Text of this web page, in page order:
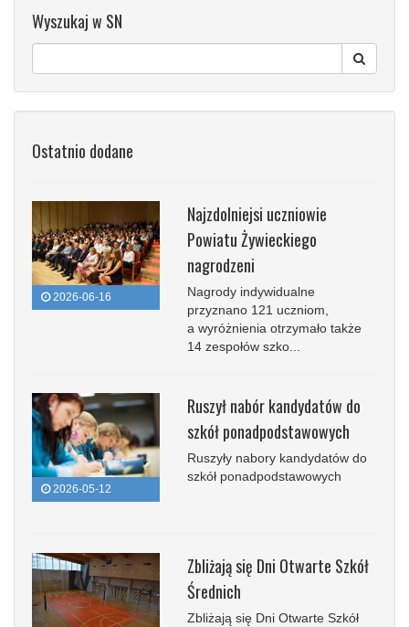
Wyszukaj w SN
Ostatnio dodane
2026-06-16
Najzdolniejsi uczniowie
Powiatu Żywieckiego
nagrodzeni
Nagrody indywidualne
przyznano 121 uczniom,
a wyróżnienia otrzymało także
14 zespołów szko...
2026-05-12
Ruszył nabór kandydatów do
szkół ponadpodstawowych
Ruszyły nabory kandydatów do
szkół ponadpodstawowych
Zbliżają się Dni Otwarte Szkół
Średnich
Zbliżają się Dni Otwarte Szkół